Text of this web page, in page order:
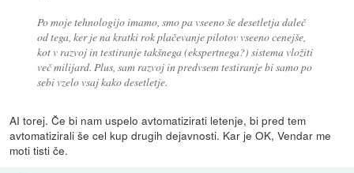
Po moje tehnologijo imamo, smo pa vseeno še desetletja daleč
od tega, ker je na kratki rok plačevanje pilotov vseeno cenejše,
kot v razvoj in testiranje takšnega (ekspertnega?) sistema vložiti
več milijard. Plus, sam razvoj in predvsem testiranje bi samo po
sebi vzelo vsaj kako desetletje.
AI torej. Če bi nam uspelo avtomatizirati letenje, bi pred tem
avtomatizirali še cel kup drugih dejavnosti. Kar je OK, Vendar me
moti tisti če.